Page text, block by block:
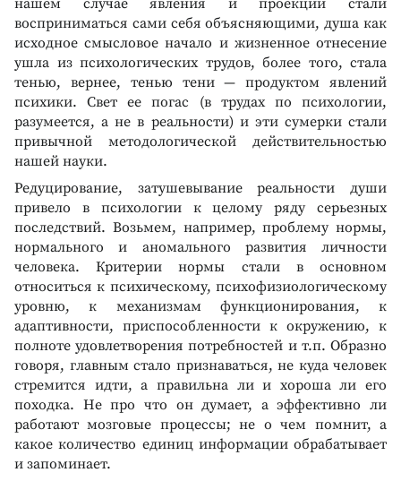
нашем случае явления и проекции стали
восприниматься сами себя объясняющими, душа как
исходное смысловое начало и жизненное отнесение
ушла из психологических трудов, более того, стала
тенью, вернее, тенью тени — продуктом явлений
психики. Свет ее погас (в трудах по психологии,
разумеется, а не в реальности) и эти сумерки стали
привычной методологической действительностью
нашей науки.
Редуцирование, затушевывание реальности души
привело в психологии к целому ряду серьезных
последствий. Возьмем, например, проблему нормы,
нормального и аномального развития личности
человека. Критерии нормы стали в основном
относиться к психическому, психофизиологическому
уровню, к механизмам функционирования, к
адаптивности, приспособленности к окружению, к
полноте удовлетворения потребностей и т.п. Образно
говоря, главным стало признаваться, не куда человек
стремится идти, а правильна ли и хороша ли его
походка. Не про что он думает, а эффективно ли
работают мозговые процессы; не о чем помнит, а
какое количество единиц информации обрабатывает
и запоминает.